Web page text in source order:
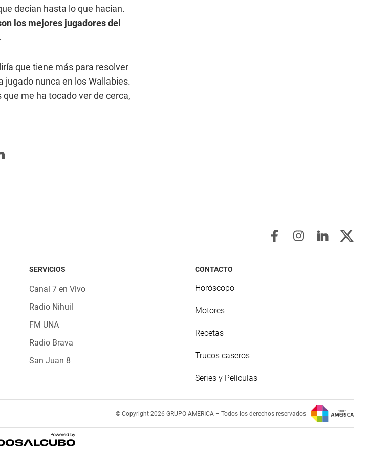
decían hasta lo que hacían.
los mejores jugadores del
que tiene más para resolver
jugado nunca en los Wallabies.
me ha tocado ver de cerca,
SERVICIOS
Canal 7 en Vivo
Radio Nihuil
FM UNA
Radio Brava
San Juan 8
CONTACTO
Horóscopo
Motores
Recetas
Trucos caseros
Series y Películas
© Copyright 2026 GRUPO AMERICA – Todos los derechos reservados